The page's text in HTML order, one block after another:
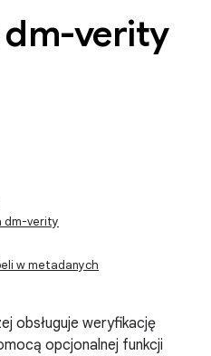
dm-verity
dm-verity
w metadanych
obsługuje weryfikację
opcjonalnej funkcji